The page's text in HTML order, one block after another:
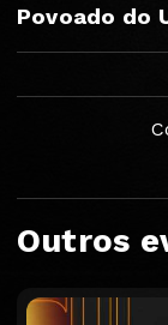
Povoado do
Outros